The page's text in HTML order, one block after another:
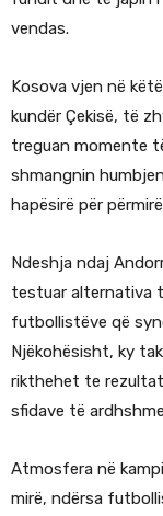
vendas.
Kosova vjen në
kundër Çekisë, të
treguan momente
shmangnin
hapësirë për
Ndeshja ndaj
testuar alternativa
futbollistëve që
Njëkohësisht, ky
rikthehet te
sfidave të
Atmosfera në
mirë, ndërsa